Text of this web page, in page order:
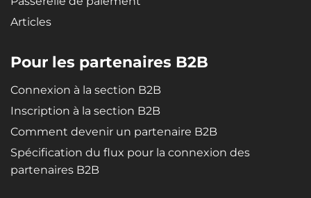
Articles
Pour les partenaires B2B
Connexion à la section B2B
Inscription à la section B2B
Comment devenir un partenaire B2B
Spécification du flux pour la connexion des
partenaires B2B